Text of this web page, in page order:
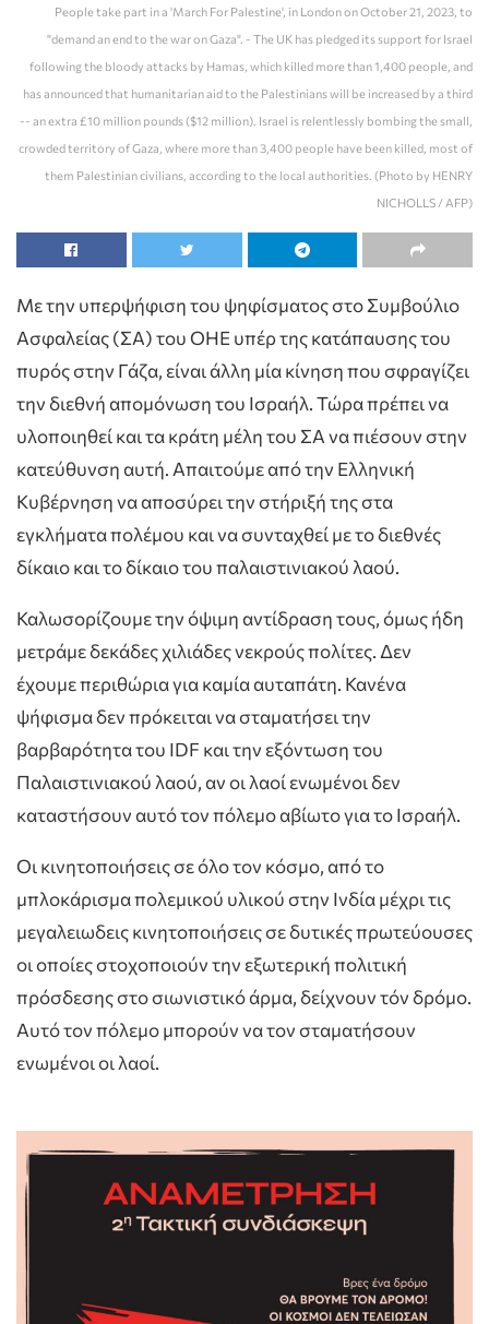
People take part in a 'March For Palestine', in London on October 21, 2023, to
"demand an end to the war on Gaza". - The UK has pledged its support for Israel
following the bloody attacks by Hamas, which killed more than 1,400 people, and
has announced that humanitarian aid to the Palestinians will be increased by a third
-- an extra £10 million pounds ($12 million). Israel is relentlessly bombing the small,
crowded territory of Gaza, where more than 3,400 people have been killed, most of
them Palestinian civilians, according to the local authorities. (Photo by HENRY
NICHOLLS / AFP)
Με την υπερψήφιση του ψηφίσματος στο Συμβούλιο
Ασφαλείας (ΣΑ) του ΟΗΕ υπέρ της κατάπαυσης του
πυρός στην Γάζα, είναι άλλη μία κίνηση που σφραγίζει
την διεθνή απομόνωση του Ισραήλ. Τώρα πρέπει να
υλοποιηθεί και τα κράτη μέλη του ΣΑ να πιέσουν στην
κατεύθυνση αυτή. Απαιτούμε από την Ελληνική
Κυβέρνηση να αποσύρει την στήριξή της στα
εγκλήματα πολέμου και να συνταχθεί με το διεθνές
δίκαιο και το δίκαιο του παλαιστινιακού λαού.
Καλωσορίζουμε την όψιμη αντίδραση τους, όμως ήδη
μετράμε δεκάδες χιλιάδες νεκρούς πολίτες. Δεν
έχουμε περιθώρια για καμία αυταπάτη. Κανένα
ψήφισμα δεν πρόκειται να σταματήσει την
βαρβαρότητα του IDF και την εξόντωση του
Παλαιστινιακού λαού, αν οι λαοί ενωμένοι δεν
καταστήσουν αυτό τον πόλεμο αβίωτο για το Ισραήλ.
Οι κινητοποιήσεις σε όλο τον κόσμο, από το
μπλοκάρισμα πολεμικού υλικού στην Ινδία μέχρι τις
μεγαλειωδεις κινητοποιήσεις σε δυτικές πρωτεύουσες
οι οποίες στοχοποιούν την εξωτερική πολιτική
πρόσδεσης στο σιωνιστικό άρμα, δείχνουν τόν δρόμο.
Αυτό τον πόλεμο μπορούν να τον σταματήσουν
ενωμένοι οι λαοί.